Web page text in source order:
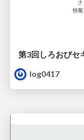
第3回しろおびセ
log0417